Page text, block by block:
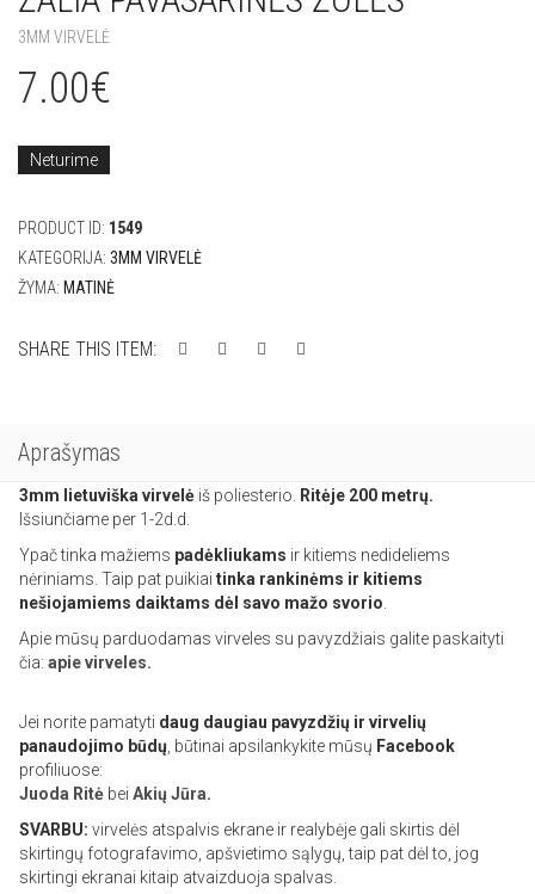
3MM VIRVELĖ
7.00€
Neturime
PRODUCT ID: 1549
KATEGORIJA: 3MM VIRVELĖ
ŽYMA: MATINĖ
SHARE THIS ITEM:
Aprašymas
3mm lietuviška virvelė iš poliesterio.
Ritėje 200 metrų.
Išsiunčiame per 1-2d.d.
Ypač tinka mažiems padėkliukams ir kitiems nedideliems
nėriniams. Taip pat puikiai tinka rankinėms ir kitiems
nešiojamiems daiktams dėl savo mažo svorio
Apie mūsų parduodamas virveles su pavyzdžiais galite paskaityti
čia: apie virveles.
Jei norite pamatyti daug daugiau pavyzdžių ir virvelių
panaudojimo būdų , būtinai apsilankykite mūsų Facebook
profiliuose:
Juoda Ritė bei Akių Jūra.
SVARBU: virvelės atspalvis ekrane ir realybėje gali skirtis dėl
skirtingų fotografavimo, apšvietimo sąlygų, taip pat dėl to, jog
skirtingi ekranai kitaip atvaizduoja spalvas.